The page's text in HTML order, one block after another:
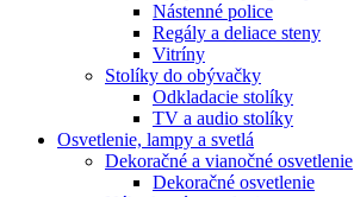
Nástenné police
Regály a deliace steny
Vitríny
Stolíky do obývačky
Odkladacie stolíky
TV a audio stolíky
Osvetlenie, lampy a svetlá
Dekoračné a vianočné osvetlenie
Dekoračné osvetlenie